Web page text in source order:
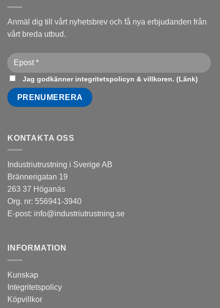
Anmäl dig till vårt nyhetsbrev och få nya erbjudanden från
vårt breda utbud.
Jag godkänner integritetspolicyn & villkoren. (Länk)
KONTAKTA OSS
Industriutrustning i Sverige AB
Brännerigatan 19
263 37 Höganäs
Org. nr: 556941-3940
E-post: info@industriutrustning.se
INFORMATION
Kunskap
Integritetspolicy
Köpvillkor